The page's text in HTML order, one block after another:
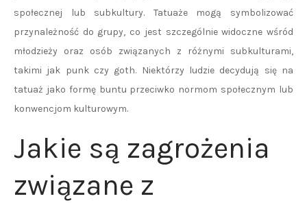
społecznej lub subkultury. Tatuaże mogą symbolizować
przynależność do grupy, co jest szczególnie widoczne wśród
młodzieży oraz osób związanych z różnymi subkulturami,
takimi jak punk czy goth. Niektórzy ludzie decydują się na
tatuaż jako formę buntu przeciwko normom społecznym lub
konwencjom kulturowym.
Jakie są zagrożenia
związane z